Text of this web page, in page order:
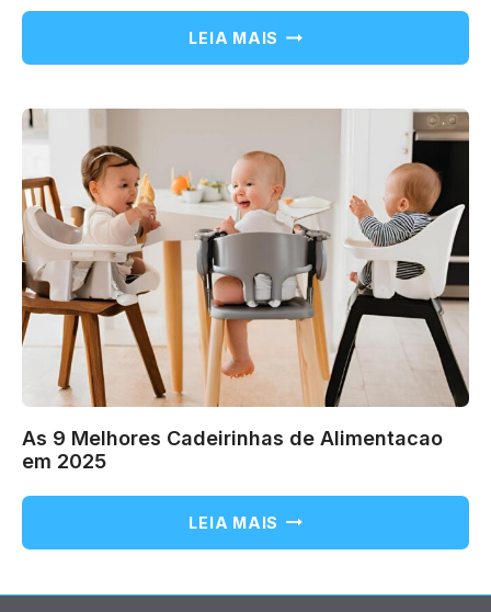
LEIA MAIS AS
CADEIRINHAS
BEBE
PARA
CARROS
0
36
KG
EM
2025
As 9 Melhores Cadeirinhas de Alimentacao
em 2025
LEIA MAIS AS
CADEIRINHAS